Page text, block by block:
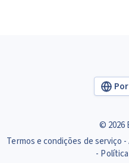
© 2026
Termos e condições de serviço